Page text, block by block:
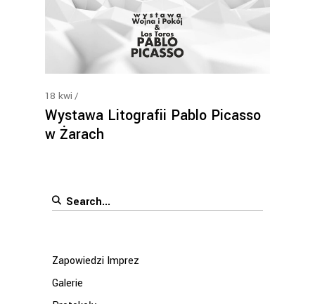
18 kwi
Wystawa Litografii Pablo Picasso
w Żarach
Search
Zapowiedzi Imprez
Galerie